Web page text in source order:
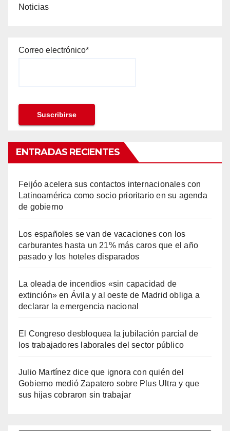
Noticias
Correo electrónico*
ENTRADAS RECIENTES
Feijóo acelera sus contactos internacionales con
Latinoamérica como socio prioritario en su agenda
de gobierno
Los españoles se van de vacaciones con los
carburantes hasta un 21% más caros que el año
pasado y los hoteles disparados
La oleada de incendios «sin capacidad de
extinción» en Ávila y al oeste de Madrid obliga a
declarar la emergencia nacional
El Congreso desbloquea la jubilación parcial de
los trabajadores laborales del sector público
Julio Martínez dice que ignora con quién del
Gobierno medió Zapatero sobre Plus Ultra y que
sus hijas cobraron sin trabajar